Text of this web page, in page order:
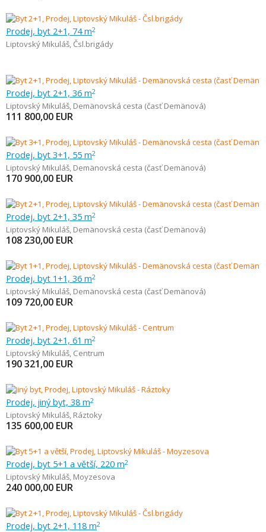
Prodej, byt 2+1, 74 m2
Liptovský Mikuláš, Čsl.brigády
Prodej, byt 2+1, 36 m2
Liptovský Mikuláš, Demänovská cesta (časť Demänová)
111 800,00 EUR
Prodej, byt 3+1, 55 m2
Liptovský Mikuláš, Demänovská cesta (časť Demänová)
170 900,00 EUR
Prodej, byt 2+1, 35 m2
Liptovský Mikuláš, Demänovská cesta (časť Demänová)
108 230,00 EUR
Prodej, byt 1+1, 36 m2
Liptovský Mikuláš, Demänovská cesta (časť Demänová)
109 720,00 EUR
Prodej, byt 2+1, 61 m2
Liptovský Mikuláš, Centrum
190 321,00 EUR
Prodej, jiný byt, 38 m2
Liptovský Mikuláš, Ráztoky
135 600,00 EUR
Prodej, byt 5+1 a větší, 220 m2
Liptovský Mikuláš, Moyzesova
240 000,00 EUR
Prodej, byt 2+1, 118 m2